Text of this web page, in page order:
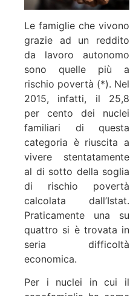
Le famiglie che vivono
grazie ad un reddito
da lavoro autonomo
sono quelle più a
rischio povertà (*). Nel
2015, infatti, il 25,8
per cento dei nuclei
familiari di questa
categoria è riuscita a
vivere stentatamente
al di sotto della soglia
di rischio povertà
calcolata dall’Istat.
Praticamente una su
quattro si è trovata in
seria difficoltà
economica.
Per i nuclei in cui il